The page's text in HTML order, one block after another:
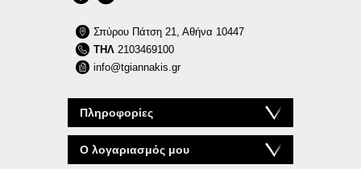
Πληροφορίες
Ο λογαριασμός μου
Σπύρου Πάτση 21, Αθήνα 10447
ΤΗΛ2103469100
info@tgiannakis.gr